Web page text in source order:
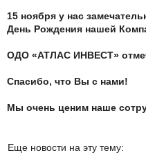
15 ноября у нас
День Рождения нашей
ОДО «АТЛАС ИНВЕСТ»
Спасибо, что Вы с нами!
Мы очень ценим наше
Еще новости на эту тему: